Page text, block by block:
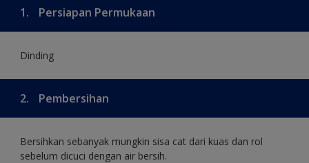
1. Persiapan Permukaan
Dinding
2. Pembersihan
Bersihkan sebanyak mungkin sisa cat dari kuas dan rol
sebelum dicuci dengan air bersih.